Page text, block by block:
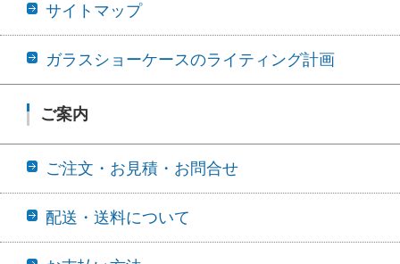
サイトマップ
ガラスショーケースのライティング計画
ご案内
ご注文・お見積・お問合せ
配送・送料について